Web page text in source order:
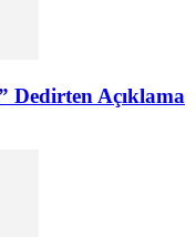
Dedirten Açıklama